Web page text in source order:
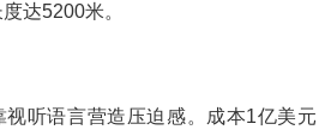
达5200米。
听语言营造压迫感。成本1亿美元